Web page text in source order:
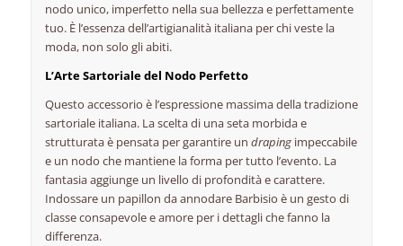
nodo unico, imperfetto nella sua bellezza e perfettamente
tuo. È l’essenza dell’artigianalità italiana per chi veste la
moda, non solo gli abiti.
L’Arte Sartoriale del Nodo Perfetto
Questo accessorio è l’espressione massima della tradizione
sartoriale italiana. La scelta di una seta morbida e
strutturata è pensata per garantire un drapingimpeccabile
e un nodo che mantiene la forma per tutto l’evento. La
fantasia aggiunge un livello di profondità e carattere.
Indossare un papillon da annodare Barbisio è un gesto di
classe consapevole e amore per i dettagli che fanno la
differenza.